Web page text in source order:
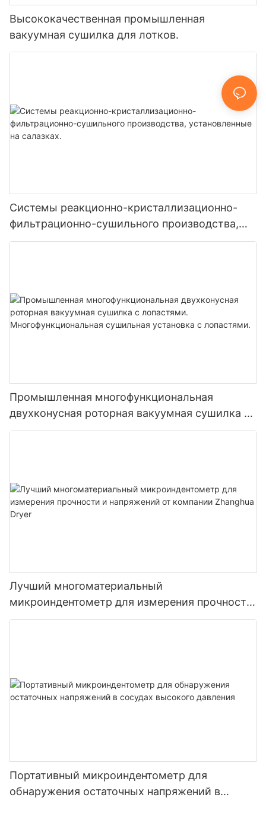
Высококачественная промышленная
вакуумная сушилка для лотков.
Системы реакционно-кристаллизационно-
фильтрационно-сушильного производства,
установленные на салазках.
Промышленная многофункциональная
двухконусная роторная вакуумная сушилка с
лопастями. Многофункциональная сушильная
Лучший многоматериальный
микроиндентометр для измерения прочности
и напряжений от компании Zhanghua Dryer
Портативный микроиндентометр для
обнаружения остаточных напряжений в